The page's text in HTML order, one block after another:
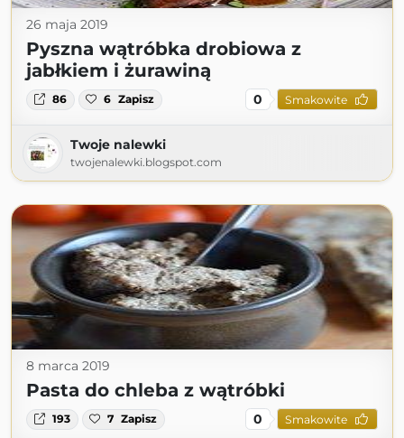
26 maja 2019
Pyszna wątróbka drobiowa z
jabłkiem i żurawiną
86 6 Zapisz 0 Smakowite
Twoje nalewki
twojenalewki.blogspot.com
8 marca 2019
Pasta do chleba z wątróbki
193 7 Zapisz 0 Smakowite